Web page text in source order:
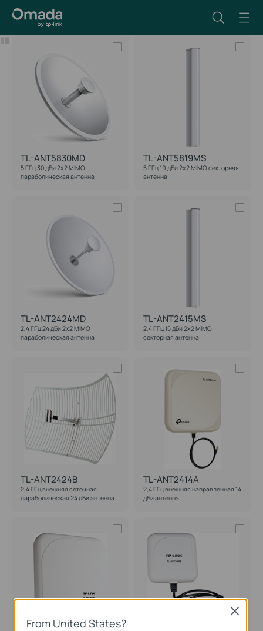
Сбросить
TL-ANT5830MD
5 ГГц 30 дБи 2x2 MIMO
параболическая антенна
TL-ANT5819MS
5 ГГц 19 дБи 2x2 MIMO секторная
антенна
TL-ANT2424MD
2,4 ГГц 24 дБи 2x2 MIMO
параболическая антенна
TL-ANT2415MS
2,4 ГГц 15 дБи 2x2 MIMO
секторная антенна
TL-ANT2424B
2,4 ГГц внешняя сеточная
параболическая 24 дБи антенна
TL-ANT2414A
2,4 ГГц внешняя направленная 14
дБи антенна
From United States?
Close